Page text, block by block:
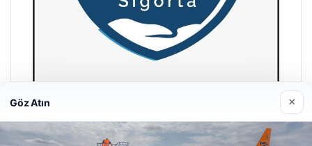
Hastaş Beton
Göz Atın ×